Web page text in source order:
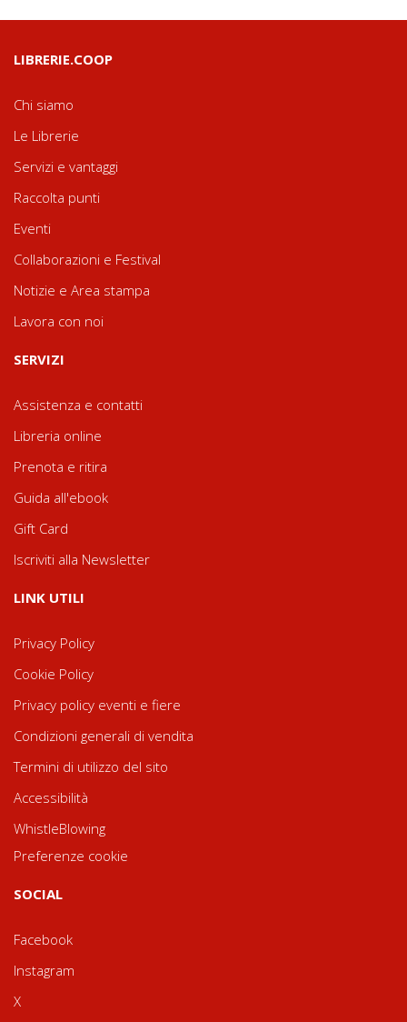
LIBRERIE.COOP
Chi siamo
Le Librerie
Servizi e vantaggi
Raccolta punti
Eventi
Collaborazioni e Festival
Notizie e Area stampa
Lavora con noi
SERVIZI
Assistenza e contatti
Libreria online
Prenota e ritira
Guida all'ebook
Gift Card
Iscriviti alla Newsletter
LINK UTILI
Privacy Policy
Cookie Policy
Privacy policy eventi e fiere
Condizioni generali di vendita
Termini di utilizzo del sito
Accessibilità
WhistleBlowing
Preferenze cookie
SOCIAL
Facebook
Instagram
X